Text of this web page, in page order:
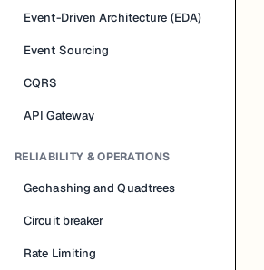
Event-Driven Architecture (EDA)
Event Sourcing
CQRS
API Gateway
RELIABILITY & OPERATIONS
Geohashing and Quadtrees
Circuit breaker
Rate Limiting